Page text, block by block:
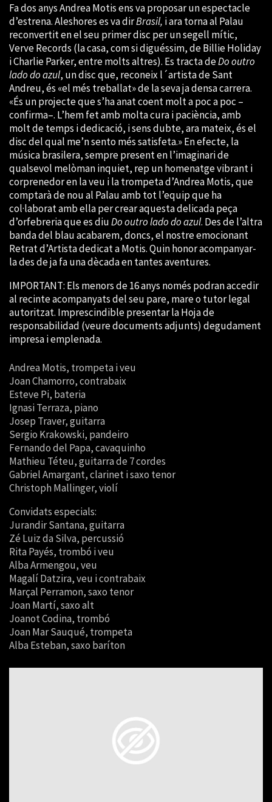
Fa dos anys Andrea Motis ens va proposar un espectacle
d’estrena. Aleshores es va dirBrasil, i ara torna al Palau
reconvertit en el seu primer disc per un segell mític,
Verve Records (la casa, com si diguéssim, de Billie Holiday
i Charlie Parker, entre molts altres). Es tracta deDo outro
lado do azul, un disc que, reconeix l´artista de Sant
Andreu, és «el més treballat» de la seva ja densa carrera.
«És un projecte que s’ha anat coent molt a poc a poc –
confirma–. L’hem fet amb molta cura i paciència, amb
molt de temps i dedicació, i sens dubte, ara mateix, és el
disc del qual me’n sento més satisfeta.» En efecte, la
música brasilera, sempre present en l’imaginari de
qualsevol melòman inquiet, rep un homenatge vibrant i
corprenedor en la veu i la trompeta d’Andrea Motis, que
comptarà de nou al Palau amb tot l’equip que ha
col·laborat amb ella per crear aquesta delicada peça
d’orfebreria que es diuDo outro lado do azul. Des de l’altra
banda del blau acabarem, doncs, el nostre emocionant
Retrat d’Artista dedicat a Motis. Quin honor acompanyar-
la des de ja fa una dècada en tantes aventures.
IMPORTANT: Els menors de 16 anys només podran accedir
al recinte acompanyats del seu pare, mare o tutor legal
autoritzat. Imprescindiblepresentar laHoja de
responsabilidad (veure documents adjunts) degudament
impresa i emplenada.
Andrea Motis, trompeta i veu
Joan Chamorro, contrabaix
Esteve Pi, bateria
Ignasi Terraza, piano
Josep Traver, guitarra
Sergio Krakowski, pandeiro
Fernando del Papa, cavaquinho
Mathieu Téteu, guitarra de 7 cordes
Gabriel Amargant, clarinet i saxo tenor
Christoph Mallinger, violí
Convidats especials:
Jurandir Santana, guitarra
Zé Luiz da Silva, percussió
Rita Payés, trombó i veu
Alba Armengou, veu
Magalí Datzira, veu i contrabaix
Marçal Perramon, saxo tenor
Joan Martí, saxo alt
Joanot Codina, trombó
Joan Mar Sauqué, trompeta
Alba Esteban, saxo baríton